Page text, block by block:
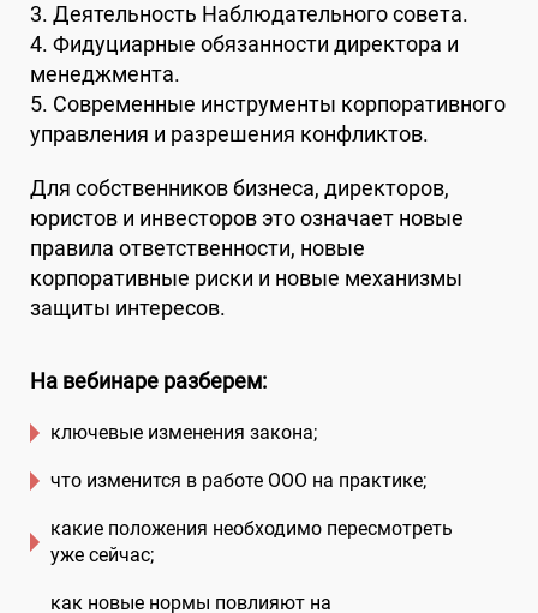
3. Деятельность Наблюдательного совета.
4. Фидуциарные обязанности директора и
менеджмента.
5. Современные инструменты корпоративного
управления и разрешения конфликтов.
Для собственников бизнеса, директоров,
юристов и инвесторов это означает новые
правила ответственности, новые
корпоративные риски и новые механизмы
защиты интересов.
На вебинаре разберем:
ключевые изменения закона;
что изменится в работе ООО на практике;
какие положения необходимо пересмотреть
уже сейчас;
как новые нормы повлияют на